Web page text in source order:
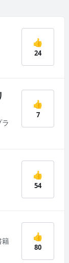
👍
24
👍
7
👍
54
籍
👍
80